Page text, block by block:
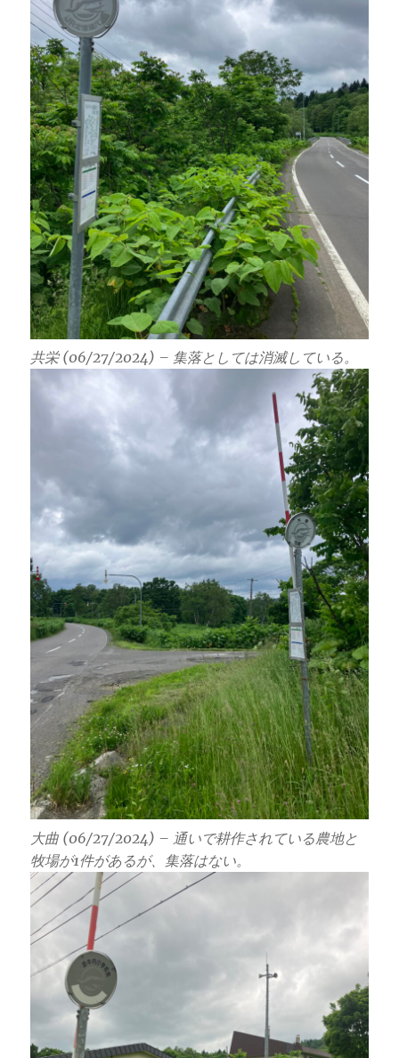
共栄 (06/27/2024) – 集落としては消滅している。
大曲 (06/27/2024) – 通いで耕作されている農地と
牧場が1件があるが、集落はない。